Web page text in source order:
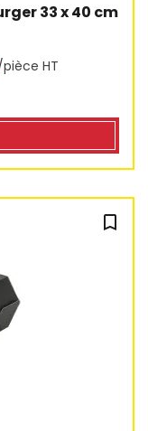
33 x 40 cm
HT
bookmark_outline